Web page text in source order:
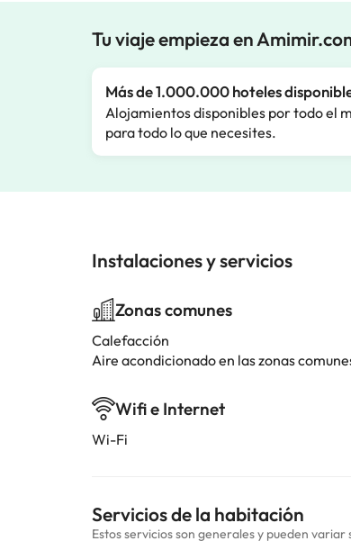
Tu viaje empieza en
Más de 1.000.000 hoteles
Alojamientos disponibles por todo el
para todo lo que necesites.
Instalaciones y servicios
Zonas comunes
Calefacción
Aire acondicionado en las zonas
Wifi e Internet
Wi-Fi
Servicios de la habitación
Estos servicios son generales y pueden